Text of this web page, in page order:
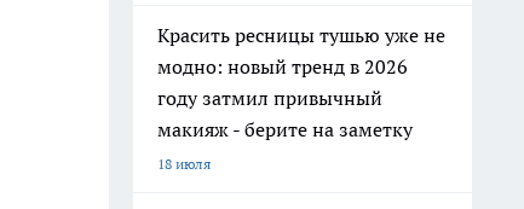
Красить ресницы тушью уже не
модно: новый тренд в 2026
году затмил привычный
макияж - берите на заметку
18 июля